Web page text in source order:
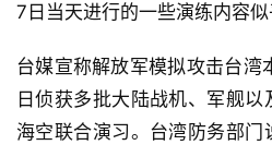
7日当天进行的一些演练内容似
台媒宣称解放军模拟攻击台湾
日侦获多批大陆战机、军舰
海空联合演习。台湾防务部